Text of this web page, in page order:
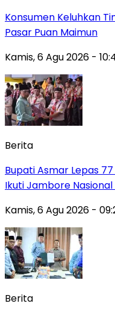
Konsumen Keluhkan
Pasar Puan Maimun
Kamis, 6 Agu 2026 -
Berita
Bupati Asmar Lepas
Ikuti Jambore Nasional
Kamis, 6 Agu 2026 -
Berita